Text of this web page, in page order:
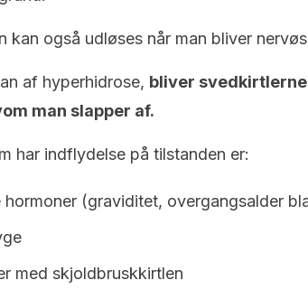
kan også udløses når man bliver
af hyperhidrose, bliver
man slapper af.
har indflydelse på tilstanden er:
hormoner (graviditet, overgangsalder
med skjoldbruskkirtlen